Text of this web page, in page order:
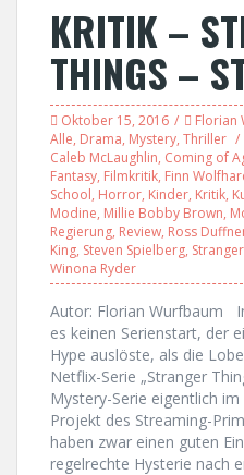
KRITIK –
THINGS –
Oktober 15, 2016 Florian
Alle, Drama, Mystery, Thriller
Caleb McLaughlin, Coming of
Fantasy, Filmkritik, Finn
School, Horror, Kinder, Kritik,
Modine, Millie Bobby Brown,
Regierung, Review, Ross
King, Steven Spielberg,
Winona Ryder
Autor: Florian Wurfbaum
es keinen Serienstart, der
Hype auslöste, als die
Netflix-Serie „Stranger
Mystery-Serie eigentlich
Projekt des Streaming-
haben zwar einen guten
regelrechte Hysterie nach